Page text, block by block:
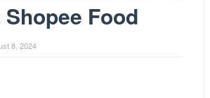
Food
8, 2024